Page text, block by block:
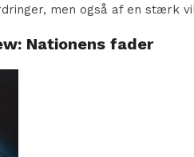
men også af en stærk
Nationens fader